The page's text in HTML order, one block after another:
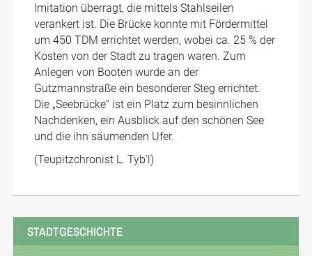
Imitation überragt, die mittels Stahlseilen
verankert ist. Die Brücke konnte mit Fördermittel
um 450 TDM errichtet werden, wobei ca. 25 % der
Kosten von der Stadt zu tragen waren. Zum
Anlegen von Booten wurde an der
Gutzmannstraße ein besonderer Steg errichtet.
Die „Seebrücke“ ist ein Platz zum besinnlichen
Nachdenken, ein Ausblick auf den schönen See
und die ihn säumenden Ufer.
(Teupitzchronist L. Tyb'l)
STADTGESCHICHTE